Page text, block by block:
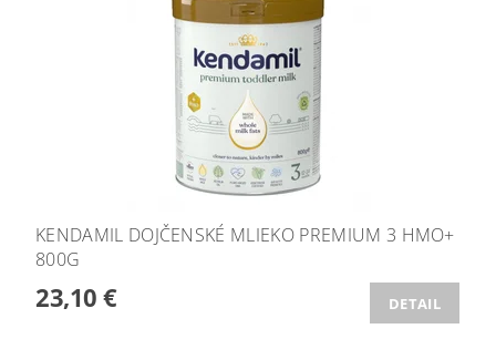
KENDAMIL DOJČENSKÉ MLIEKO PREMIUM 3 HMO+
800G
23,10 € DETAIL